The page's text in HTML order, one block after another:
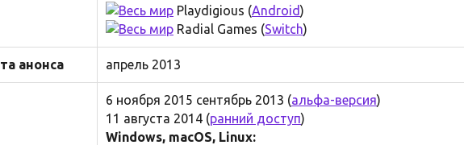
Playdigious (Android)
Radial Games (Switch)
анонса апрель 2013
6 ноября 2015 сентябрь 2013 (альфа-версия)
11 августа 2014 (ранний доступ)
Windows, macOS, Linux: